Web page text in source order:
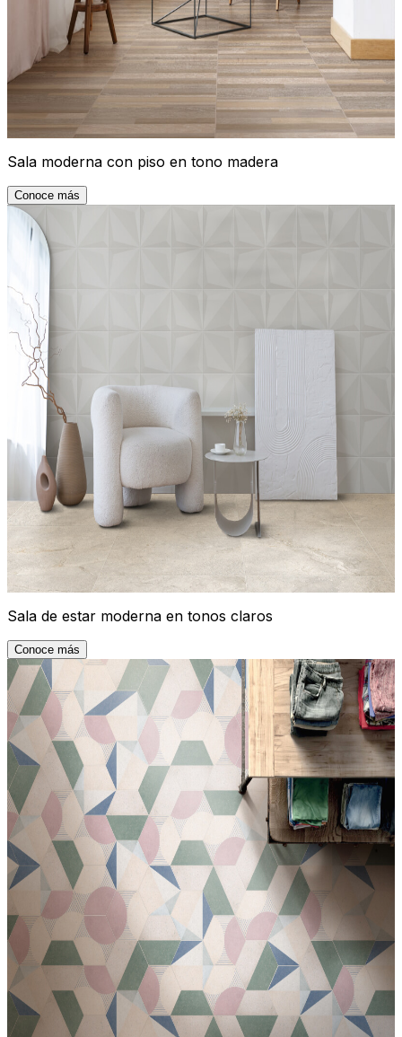
Sala moderna con piso en tono madera
Conoce más
Sala de estar moderna en tonos claros
Conoce más